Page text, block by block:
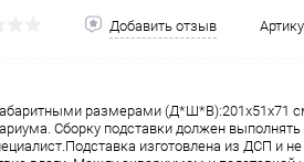
Добавить отзыв
размерами (Д*Ш*В):201x51x71
Сборку подставки должен выполнять
изготовлена из ДСП и не